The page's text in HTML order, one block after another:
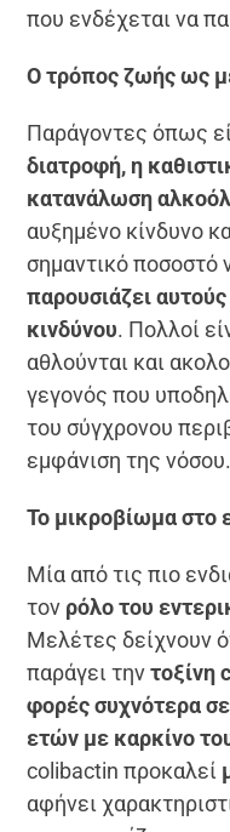
που ενδέχεται να
Ο τρόπος ζωής ως
Παράγοντες όπως
διατροφή, η
κατανάλωση αλκοόλ
αυξημένο κίνδυνο
σημαντικό
παρουσιάζει
κινδύνου. Πολλοί
αθλούνται και
γεγονός που
του σύγχρονου
εμφάνιση της νόσου.
Το μικροβίωμα στο
Μία από τις πιο
τον ρόλο του
Μελέτες δείχνουν
παράγει τηντοξίνη
φορές συχνότερα
ετών με καρκίνο
colibactin προκαλεί
αφήνει